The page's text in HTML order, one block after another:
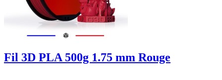
Fil 3D PLA 500g 1.75 mm Rouge